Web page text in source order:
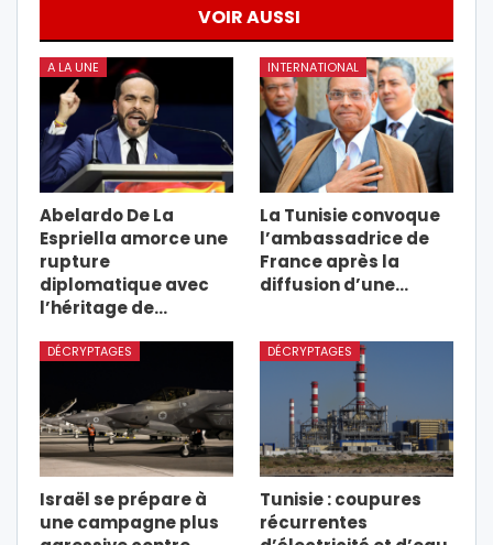
VOIR AUSSI
A LA UNE
Abelardo De La
Espriella amorce une
rupture
diplomatique avec
l’héritage de…
INTERNATIONAL
La Tunisie convoque
l’ambassadrice de
France après la
diffusion d’une…
DÉCRYPTAGES
Israël se prépare à
une campagne plus
DÉCRYPTAGES
Tunisie : coupures
récurrentes